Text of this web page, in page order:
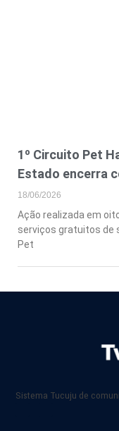
1º Circuito Pet
Estado encerra
18/06/2026
Ação realizada em
serviços gratuitos de
Pet
Sistema Tucuju de